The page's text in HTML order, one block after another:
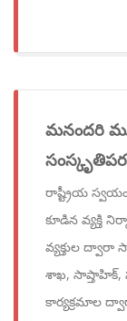
మనందరి
రాష్ట్రీయ
కూడిన వ్యక్తి
వ్యక్తుల ద్వారా
శాఖ, సాప్తాహిక్‌,
కార్యక్రమాల